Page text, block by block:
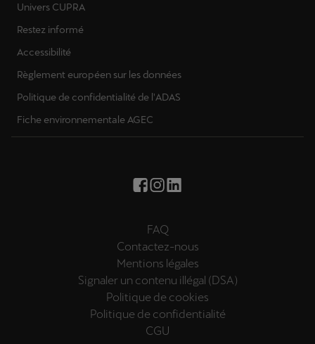
Univers CUPRA
Restez informé
Accessibilité
Règlement européen sur les données
Politique de confidentialité de l'ADAS
Fiche environnementale AGEC
FAQ
Contactez-nous
Mentions légales
Signaler un contenu illégal (DSA)
Politique de cookies
Politique de confidentialité
CGU